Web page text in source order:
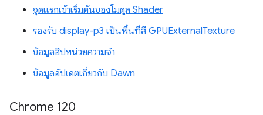
จุดแรกเข้าเริ่มต้นของโมดูล Shader
รองรับ display-p3 เป็นพื้นที่สี GPUExternalTexture
ข้อมูลฮีปหน่วยความจำ
ข้อมูลอัปเดตเกี่ยวกับ Dawn
Chrome 120